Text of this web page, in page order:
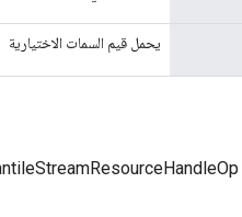
يحمل قيم السمات الاختيارية